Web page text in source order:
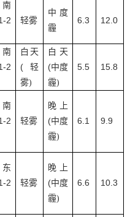
2 轻雾
中度
霾
6.3 12.0
2
白天
( 轻
雾)
白天
(中度
霾)
5.5 15.8
2 轻雾
晚上
(中度
霾)
6.1 9.9
2 轻雾
晚上
(中度
霾)
6.6 10.3